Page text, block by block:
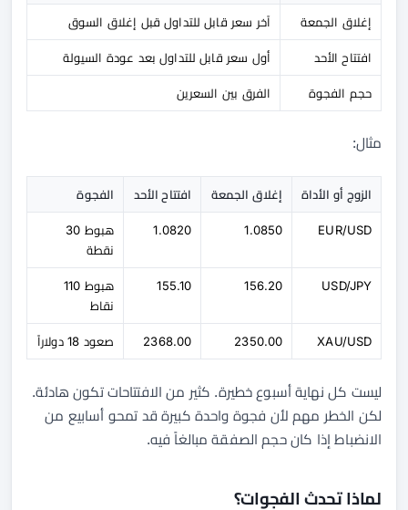
إغلاق الجمعة آخر سعر قابل للتداول قبل إغلاق السوق
افتتاح الأحد أول سعر قابل للتداول بعد عودة السيولة
حجم الفجوة الفرق بين السعرين
مثال:
الزوج أو الأداة إغلاق الجمعة افتتاح الأحد الفجوة
EUR/USD
1.0850
1.0820
هبوط 30
نقطة
USD/JPY
156.20
155.10
هبوط 110
نقاط
XAU/USD
2350.00
2368.00 صعود 18 دولاراً
ليست كل نهاية أسبوع خطيرة. كثير من الافتتاحات تكون هادئة.
لكن الخطر مهم لأن فجوة واحدة كبيرة قد تمحو أسابيع من
الانضباط إذا كان حجم الصفقة مبالغاً فيه.
لماذا تحدث الفجوات؟